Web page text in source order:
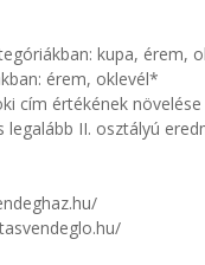
kupa, érem,
érem, oklevél*
cím értékének
legalább II. osztályú